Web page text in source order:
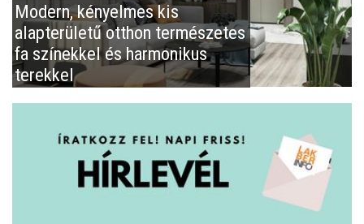
Modern, kényelmes kis
alapterületű otthon természetes
fa színekkel és harmonikus
terekkel